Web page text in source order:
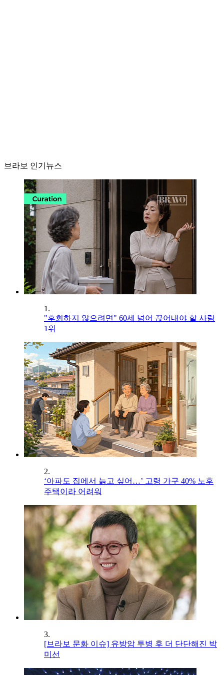
브라보 인기뉴스
1.
"후회하지 않으려면" 60세 넘어 끊어내야 할 사람
1위
2.
‘아파도 집에서 늙고 싶어…’ 고령 가구 40% 노후
주택이라 어려워
3.
[브라보 문화 이슈] 유방암 투병 후 더 단단해진 박
미선